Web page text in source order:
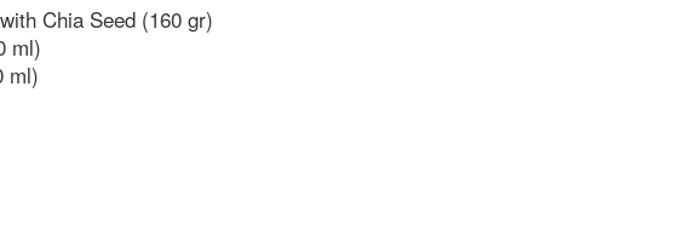
Chia Seed (160 gr)
ml)
ml)